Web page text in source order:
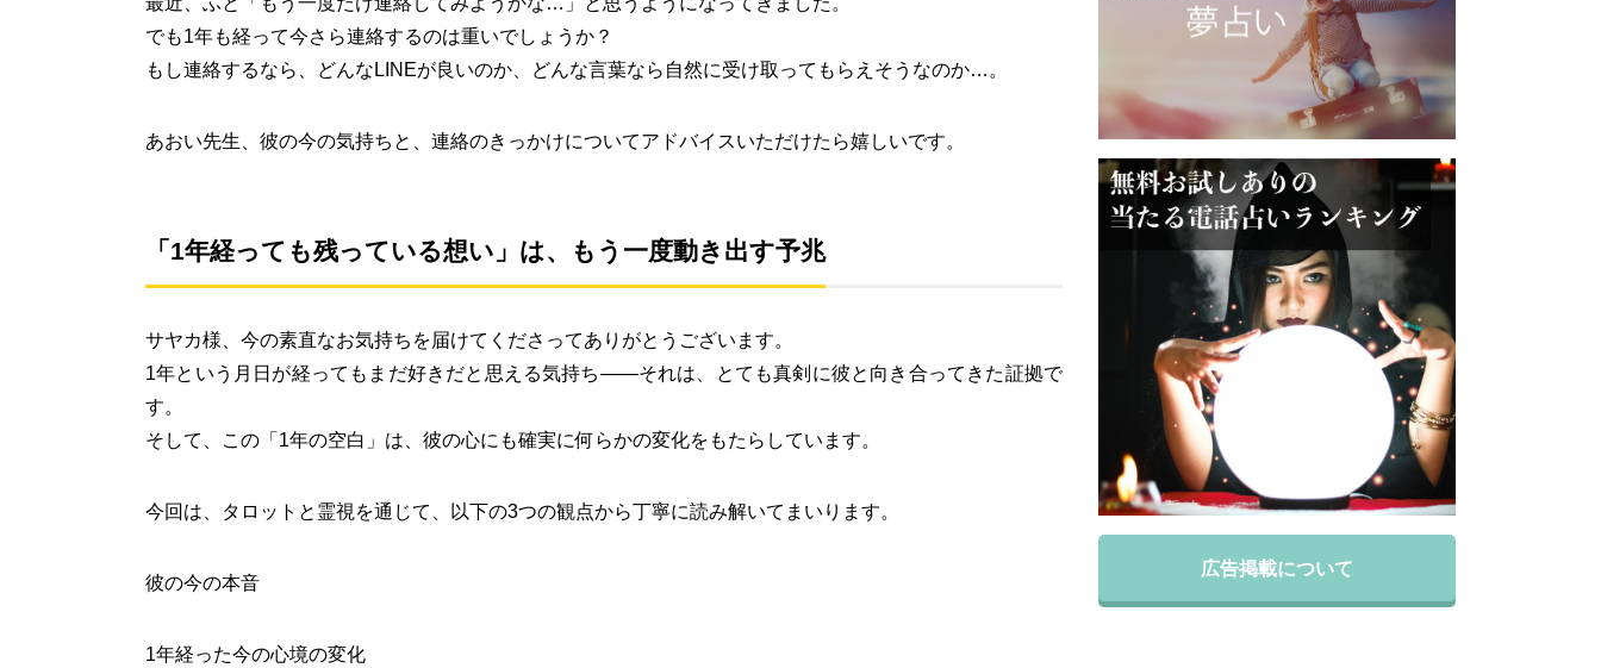
でも1年も経って今さら連絡するのは重いでしょうか？
もし連絡するなら、どんなLINEが良いのか、どんな言葉なら自然に受け取ってもらえそうなのか…。
あおい先生、彼の今の気持ちと、連絡のきっかけについてアドバイスいただけたら嬉しいです。
「1年経っても残っている想い」は、もう一度動き出す予兆
サヤカ様、今の素直なお気持ちを届けてくださってありがとうございます。
1年という月日が経ってもまだ好きだと思える気持ち――それは、とても真剣に彼と向き合ってきた証拠で
す。
そして、この「1年の空白」は、彼の心にも確実に何らかの変化をもたらしています。
今回は、タロットと霊視を通じて、以下の3つの観点から丁寧に読み解いてまいります。
彼の今の本音
1年経った今の心境の変化
広告掲載について